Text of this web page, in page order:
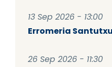
13 Sep 2026 - 13:00
Erromeria
26 Sep 2026 - 11:30